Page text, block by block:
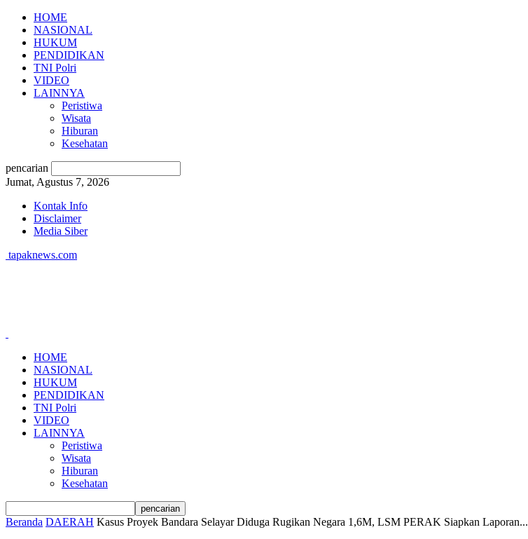
HOME
NASIONAL
HUKUM
PENDIDIKAN
TNI Polri
VIDEO
LAINNYA
Peristiwa
Wisata
Hiburan
Kesehatan
pencarian
Jumat, Agustus 7, 2026
Kontak Info
Disclaimer
Media Siber
tapaknews.com
HOME
NASIONAL
HUKUM
PENDIDIKAN
TNI Polri
VIDEO
LAINNYA
Peristiwa
Wisata
Hiburan
Kesehatan
Beranda DAERAH Kasus Proyek Bandara Selayar Diduga Rugikan Negara 1,6M, LSM PERAK Siapkan Laporan...